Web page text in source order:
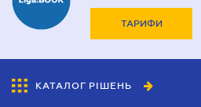
ТАРИФИ
КАТАЛОГ РІШЕНЬ